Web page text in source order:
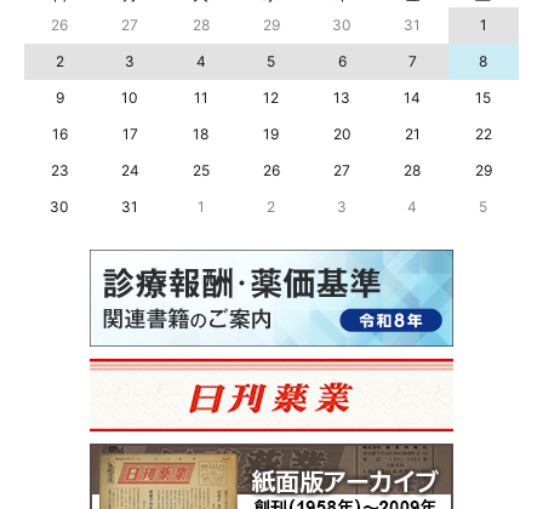
26 27 28 29 30 31
1
2
3 4 5 6 7
8
9
10 11 12 13 14
15
16
17 18 19 20 21
22
23
24 25 26 27 28
29
30
31 1 2 3 4 5